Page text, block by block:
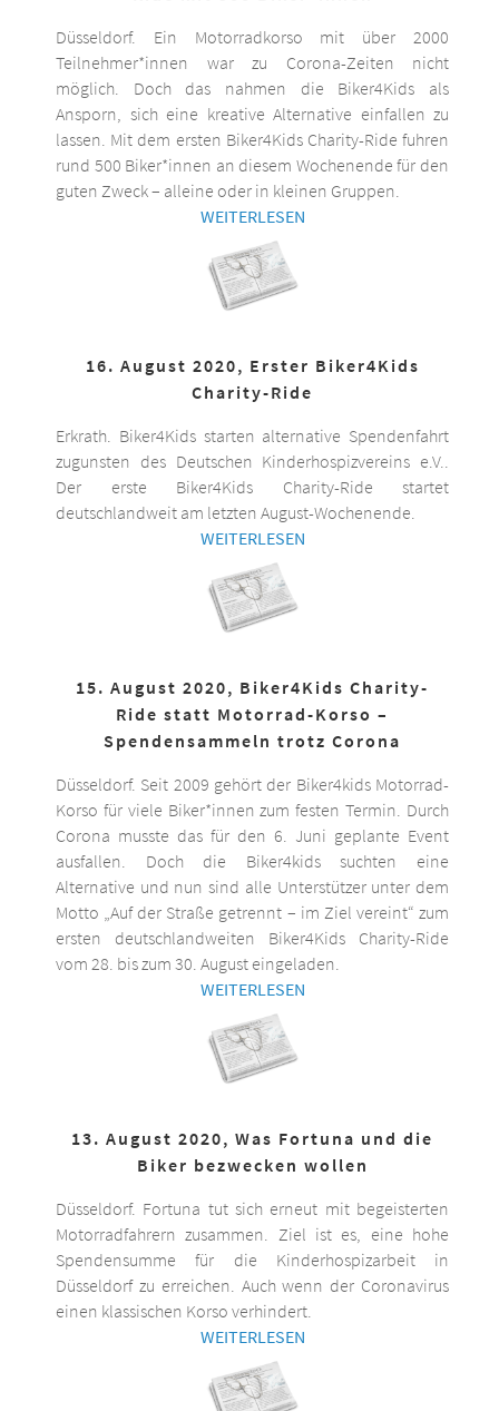
Düsseldorf. Ein Motorradkorso mit über 2000
Teilnehmer*innen war zu Corona-Zeiten nicht
möglich. Doch das nahmen die Biker4Kids als
Ansporn, sich eine kreative Alternative einfallen zu
lassen. Mit dem ersten Biker4Kids Charity-Ride fuhren
rund 500 Biker*innen an diesem Wochenende für den
guten Zweck – alleine oder in kleinen Gruppen.
WEITERLESEN
16. August 2020, Erster Biker4Kids
Charity-Ride
Erkrath. Biker4Kids starten alternative Spendenfahrt
zugunsten des Deutschen Kinderhospizvereins e.V..
Der erste Biker4Kids Charity-Ride startet
deutschlandweit am letzten August-Wochenende.
WEITERLESEN
15. August 2020, Biker4Kids Charity-
Ride statt Motorrad-Korso –
Spendensammeln trotz Corona
Düsseldorf. Seit 2009 gehört der Biker4kids Motorrad-
Korso für viele Biker*innen zum festen Termin. Durch
Corona musste das für den 6. Juni geplante Event
ausfallen. Doch die Biker4kids suchten eine
Alternative und nun sind alle Unterstützer unter dem
Motto „Auf der Straße getrennt – im Ziel vereint“ zum
ersten deutschlandweiten Biker4Kids Charity-Ride
vom 28. bis zum 30. August eingeladen.
WEITERLESEN
13. August 2020, Was Fortuna und die
Biker bezwecken wollen
Düsseldorf. Fortuna tut sich erneut mit begeisterten
Motorradfahrern zusammen. Ziel ist es, eine hohe
Spendensumme für die Kinderhospizarbeit in
Düsseldorf zu erreichen. Auch wenn der Coronavirus
einen klassischen Korso verhindert.
WEITERLESEN